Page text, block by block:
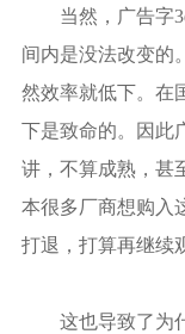
当然，广告字3d
间内是没法改变的
然效率就低下。在
下是致命的。因此
讲，不算成熟，甚
本很多厂商想购入
打退，打算再继续
这也导致了为什